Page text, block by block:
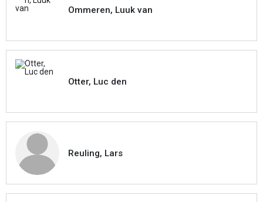
Ommeren, Luuk van
Otter, Luc den
Reuling, Lars